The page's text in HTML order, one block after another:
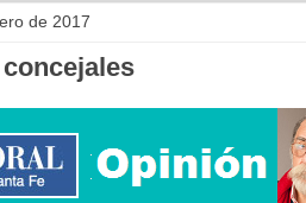
de 2017